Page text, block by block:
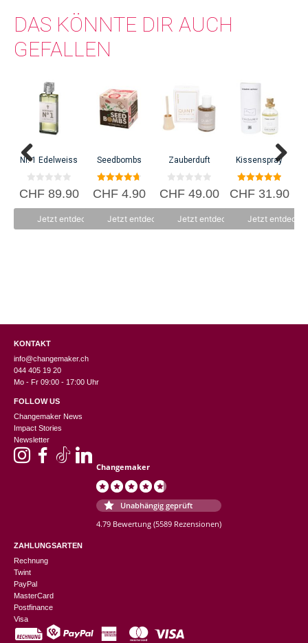
DAS KÖNNTE DIR AUCH
GEFALLEN
Nr. 1 Edelweiss
0
v
CHF89.90
Jetzt entdecken
Seedbombs
4.70
von 5
CHF4.90
Jetzt entdecken
Zauberduft
0
v
CHF49.00
Jetzt entdecken
Kissenspray
5.00
von 5
CHF31.90
Jetzt
KONTAKT
info@changemaker.ch
044 405 19 20
Mo - Fr 09:00 - 17:00 Uhr
FOLLOW US
Changemaker News
Impact Stories
Newsletter
Changemaker
Unabhängig geprüft
4.79 Bewertung (5589 Rezensionen)
ZAHLUNGSARTEN
Rechnung
Twint
PayPal
MasterCard
Postfinance
Visa